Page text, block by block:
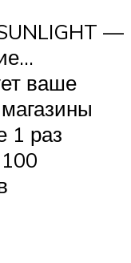
—
ваше
1 раз